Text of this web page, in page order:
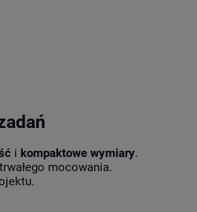
i kompaktowe wymiary.
mocowania.